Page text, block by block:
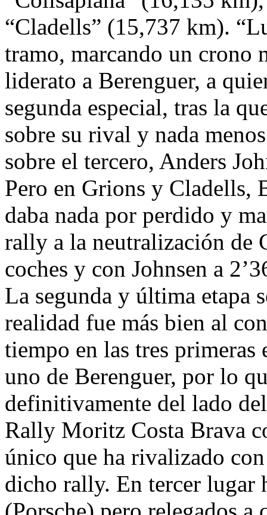
“Cladells” (15,737 km).
tramo, marcando un crono
liderato a Berenguer, a
segunda especial, tras la
sobre su rival y nada
sobre el tercero, Anders
Pero en Grions y Cladells,
daba nada por perdido y
rally a la neutralización de
coches y con Johnsen a
La segunda y última etapa
realidad fue más bien al
tiempo en las tres primeras
uno de Berenguer, por lo
definitivamente del lado
Rally Moritz Costa Brava
único que ha rivalizado
dicho rally. En tercer lugar